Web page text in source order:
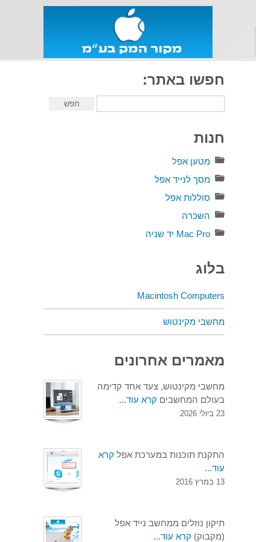
חפשו באתר:
חנות
מטען אפל
מסך לנייד אפל
סוללות אפל
השכרה
Mac Pro יד שניה
בלוג
Macintosh Computers
מחשבי מקינטוש
מאמרים אחרונים
מחשבי מקינטוש, צעד אחד קדימה
בעולם המחשבים קרא עוד...
23 ביולי 2026
התקנת תוכנות במערכת אפל קרא
עוד...
13 במרץ 2016
תיקון נוזלים ממחשב נייד אפל
(מקבוק) קרא עוד...